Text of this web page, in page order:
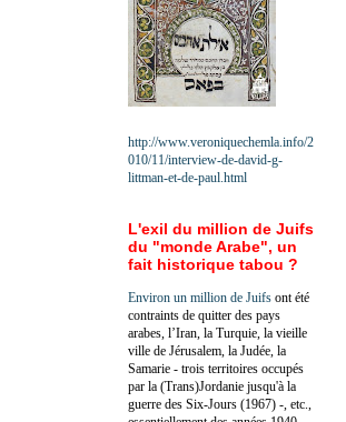
http://www.veroniquechemla.info/2
010/11/interview-de-david-g-
littman-et-de-paul.html
L'exil du million de Juifs
du "monde Arabe", un
fait historique tabou ?
Environ un million de Juifs ont été
contraints de quitter des pays
arabes, l’Iran, la Turquie, la vieille
ville de Jérusalem, la Judée, la
Samarie - trois territoires occupés
par la (Trans)Jordanie jusqu'à la
guerre des Six-Jours (1967) -, etc.,